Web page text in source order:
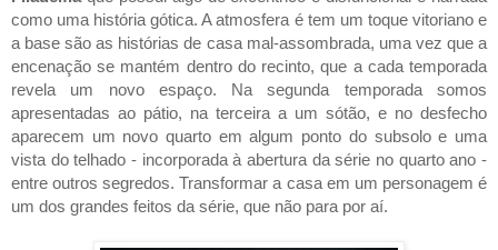
como uma história gótica. A atmosfera é tem um toque vitoriano e
a base são as histórias de casa mal-assombrada, uma vez que a
encenação se mantém dentro do recinto, que a cada temporada
revela um novo espaço. Na segunda temporada somos
apresentadas ao pátio, na terceira a um sótão, e no desfecho
aparecem um novo quarto em algum ponto do subsolo e uma
vista do telhado - incorporada à abertura da série no quarto ano -
entre outros segredos. Transformar a casa em um personagem é
um dos grandes feitos da série, que não para por aí.